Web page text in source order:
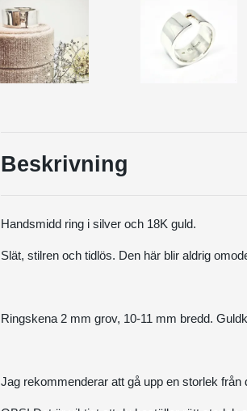
Beskrivning
Handsmidd ring i silver och 18K guld.
Slät, stilren och tidlös. Den här blir aldrig
Ringskena 2 mm grov, 10-11 mm bredd.
Jag rekommenderar att gå upp en storlek